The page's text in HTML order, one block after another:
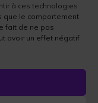
à ces technologies
que le comportement
fait de ne pas
avoir un effet négatif